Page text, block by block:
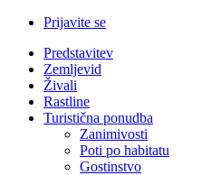
Prijavite se
Predstavitev
Zemljevid
Živali
Rastline
Turistična ponudba
Zanimivosti
Poti po habitatu
Gostinstvo